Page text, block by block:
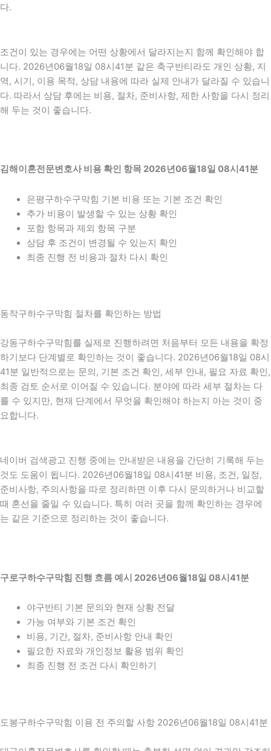
다.
조건이 있는 경우에는 어떤 상황에서 달라지는지 함께 확인해야 합
니다. 2026년06월18일 08시41분 같은 축구반티라도 개인 상황, 지
역, 시기, 이용 목적, 상담 내용에 따라 실제 안내가 달라질 수 있습니
다. 따라서 상담 후에는 비용, 절차, 준비사항, 제한 사항을 다시 정리
해 두는 것이 좋습니다.
김해이혼전문변호사 비용 확인 항목 2026년06월18일 08시41분
은평구하수구막힘 기본 비용 또는 기본 조건 확인
추가 비용이 발생할 수 있는 상황 확인
포함 항목과 제외 항목 구분
상담 후 조건이 변경될 수 있는지 확인
최종 진행 전 비용과 절차 다시 확인
동작구하수구막힘 절차를 확인하는 방법
강동구하수구막힘를 실제로 진행하려면 처음부터 모든 내용을 확정
하기보다 단계별로 확인하는 것이 좋습니다. 2026년06월18일 08시
41분 일반적으로는 문의, 기본 조건 확인, 세부 안내, 필요 자료 확인,
최종 검토 순서로 이어질 수 있습니다. 분야에 따라 세부 절차는 다
를 수 있지만, 현재 단계에서 무엇을 확인해야 하는지 아는 것이 중
요합니다.
네이버 검색광고 진행 중에는 안내받은 내용을 간단히 기록해 두는
것도 도움이 됩니다. 2026년06월18일 08시41분 비용, 조건, 일정,
준비사항, 주의사항을 따로 정리하면 이후 다시 문의하거나 비교할
때 혼선을 줄일 수 있습니다. 특히 여러 곳을 함께 확인하는 경우에
는 같은 기준으로 정리하는 것이 좋습니다.
구로구하수구막힘 진행 흐름 예시 2026년06월18일 08시41분
야구반티 기본 문의와 현재 상황 전달
가능 여부와 기본 조건 확인
비용, 기간, 절차, 준비사항 안내 확인
필요한 자료와 개인정보 활용 범위 확인
최종 진행 전 조건 다시 확인하기
도봉구하수구막힘 이용 전 주의할 사항 2026년06월18일 08시41분